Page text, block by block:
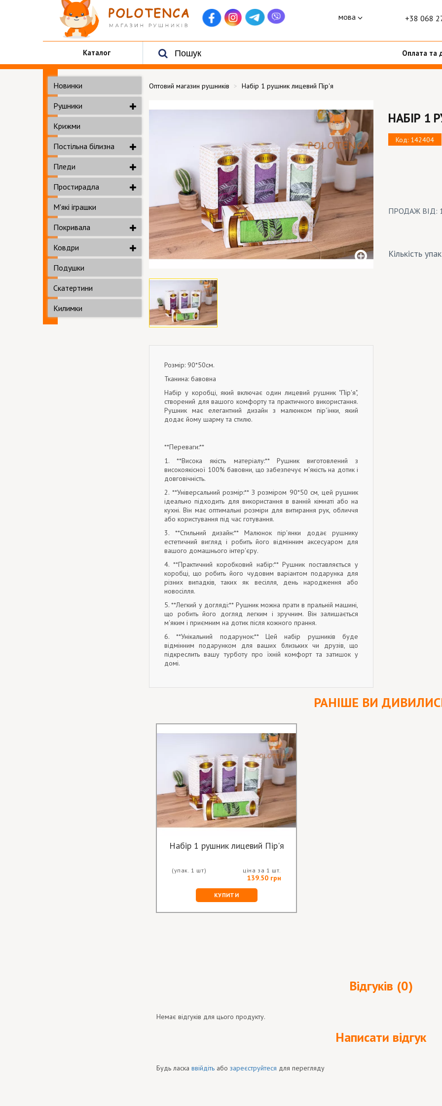
мова +38 068
Каталог Оплата та
Новинки
Рушники
Крижми
Постільна білизна
Пледи
Простирадла
М'які іграшки
Покривала
Ковдри
Подушки
Скатертини
Килимки
Оптовий магазин рушників Набір 1 рушник лицевий Пір'я
Розмір: 90*50см.
Тканина: бавовна
Набір у коробці, який включає один лицевий рушник "Пір'я",
створений для вашого комфорту та практичного використання.
Рушник має елегантний дизайн з малюнком пір'їнки, який
додає йому шарму та стилю.
**Переваги:**
1. **Висока якість матеріалу:** Рушник виготовлений з
високоякісної 100% бавовни, що забезпечує м'якість на дотик і
довговічність.
2. **Універсальний розмір:** З розміром 90*50 см, цей рушник
ідеально підходить для використання в ванній кімнаті або на
кухні. Він має оптимальні розміри для витирання рук, обличчя
або користування під час готування.
3. **Стильний дизайн:** Малюнок пір'янки додає рушнику
естетичний вигляд і робить його відмінним аксесуаром для
вашого домашнього інтер'єру.
4. **Практичний коробковий набір:** Рушник поставляється у
коробці, що робить його чудовим варіантом подарунка для
різних випадків, таких як весілля, день народження або
новосілля.
5. **Легкий у догляді:** Рушник можна прати в пральній машині,
що робить його догляд легким і зручним. Він залишається
м'яким і приємним на дотик після кожного прання.
6. **Унікальний подарунок:** Цей набір рушників буде
відмінним подарунком для ваших близьких чи друзів, що
підкреслить вашу турботу про їхній комфорт та затишок у
домі.
НАБІР 1
Код: 142404
ПРОДАЖ ВІД:
Кількість
РАНІШЕ ВИ
Набір 1 рушник лицевий Пір'я
(упак. 1 шт) ціна за 1 шт.
139.50 грн
КУПИТИ
Відгуків (0)
Немає відгуків для цього продукту.
Написати відгук
Будь ласка ввійдіть або зареєструйтеся для перегляду